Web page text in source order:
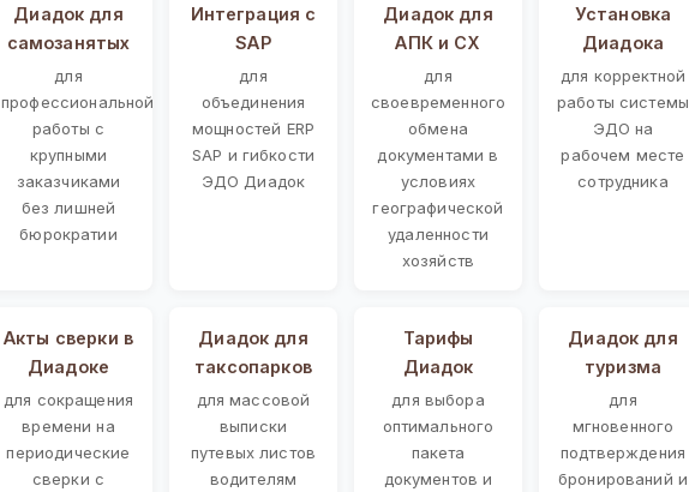
Диадок для
самозанятых
для
профессиональной
работы с
крупными
заказчиками
без лишней
бюрократии
Интеграция с
SAP
для
объединения
мощностей ERP
SAP и гибкости
ЭДО Диадок
Диадок для
АПК и СХ
для
своевременного
обмена
документами в
условиях
географической
удаленности
хозяйств
Установка
Диадока
для корректной
работы системы
ЭДО на
рабочем месте
сотрудника
Акты сверки в
Диадоке
для сокращения
времени на
периодические
сверки с
Диадок для
таксопарков
для массовой
выписки
путевых листов
водителям
Тарифы
Диадок
для выбора
оптимального
пакета
документов и
Диадок для
туризма
для
мгновенного
подтверждения
бронирований и